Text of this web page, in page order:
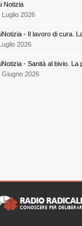
Notizia
Luglio 2026
- Il lavoro di cura.
2026
- Sanità al bivio. La
Giugno 2026